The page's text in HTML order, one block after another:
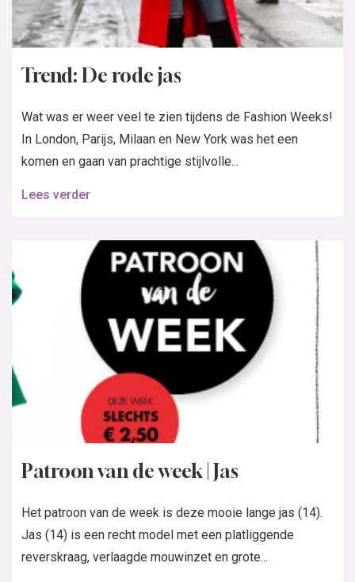
Trend: De rode jas
Wat was er weer veel te zien tijdens de Fashion Weeks!
In London, Parijs, Milaan en New York was het een
komen en gaan van prachtige stijlvolle...
Lees verder
Patroon van de week | Jas
Het patroon van de week is deze mooie lange jas (14).
Jas (14) is een recht model met een platliggende
reverskraag, verlaagde mouwinzet en grote...